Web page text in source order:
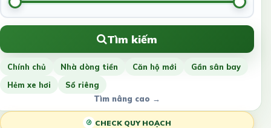
Tìm kiếm
Chính chủ Nhà dòng tiền Căn hộ mới
Gần sân bay
Hẻm xe hơi
Sổ riêng
Tìm nâng cao →
CHECK QUY HOẠCH